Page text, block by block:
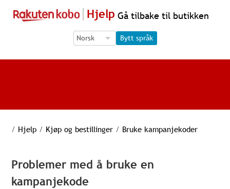
Hjelp Gå tilbake til butikken
Language Selection
Language Selection
Bytt språk
/ Hjelp / Kjøp og bestillinger / Bruke kampanjekoder
Problemer med å bruke en
kampanjekode